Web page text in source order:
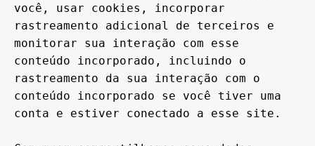
você, usar cookies, incorporar
rastreamento adicional de terceiros e
monitorar sua interação com esse
conteúdo incorporado, incluindo o
rastreamento da sua interação com o
conteúdo incorporado se você tiver uma
conta e estiver conectado a esse site.